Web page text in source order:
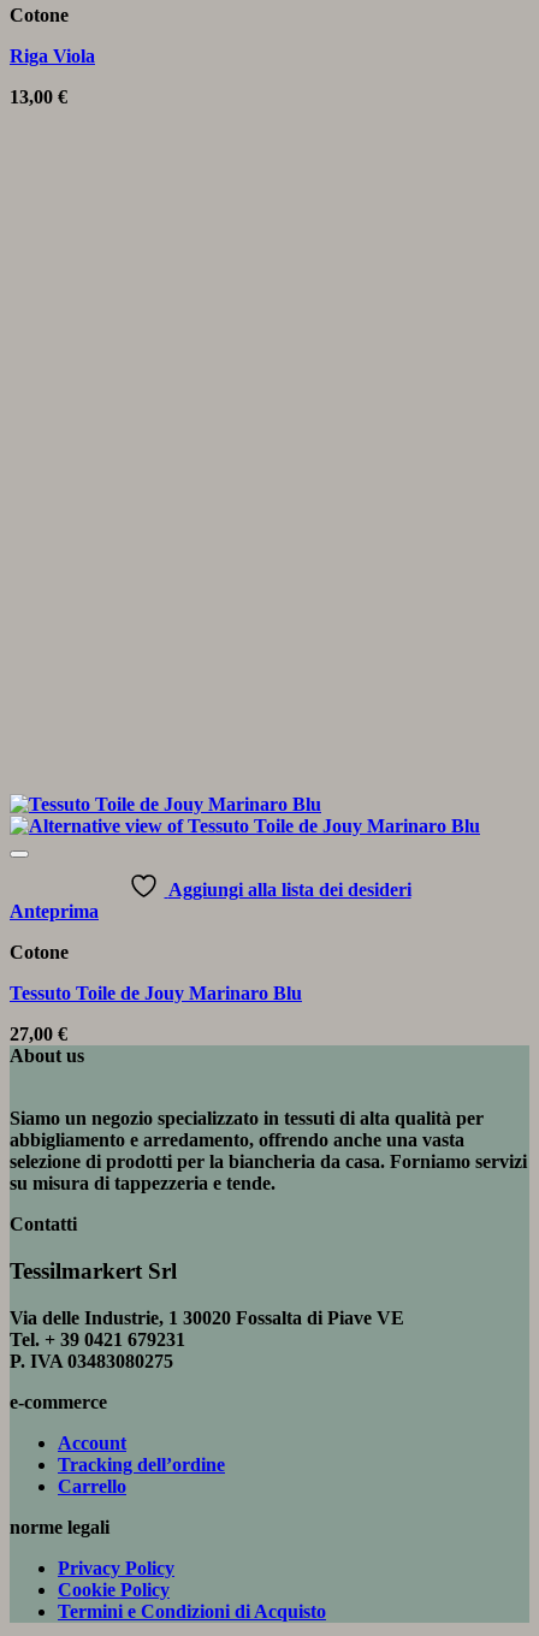
Cotone
Riga Viola
13,00 €
Aggiungi alla lista dei desideri
Anteprima
Cotone
Tessuto Toile de Jouy Marinaro Blu
27,00 €
About us
Siamo un negozio specializzato in tessuti di alta qualità per
abbigliamento e arredamento, offrendo anche una vasta
selezione di prodotti per la biancheria da casa. Forniamo servizi
su misura di tappezzeria e tende.
Contatti
Tessilmarkert Srl
Via delle Industrie, 1 30020 Fossalta di Piave VE
Tel. + 39 0421 679231
P. IVA 03483080275
e-commerce
Account
Tracking dell’ordine
Carrello
norme legali
Privacy Policy
Cookie Policy
Termini e Condizioni di Acquisto